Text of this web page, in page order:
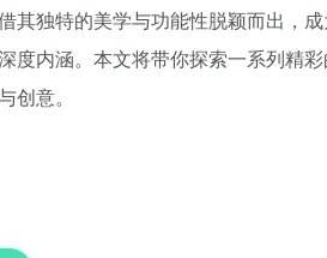
其独特的美学与功能性脱颖而出，
度内涵。本文将带你探索一系列精
创意。